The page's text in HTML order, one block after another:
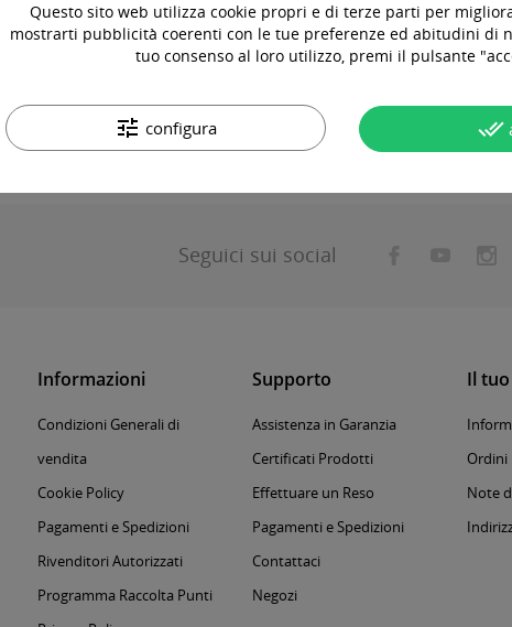
EMALLA ELIOT
MICRO RUBBER
Seguici sui social
Informazioni
Condizioni Generali di
vendita
Cookie Policy
Pagamenti e Spedizioni
Rivenditori Autorizzati
Programma Raccolta Punti
Supporto
Assistenza in Garanzia
Certificati Prodotti
Effettuare un Reso
Pagamenti e Spedizioni
Contattaci
Negozi
Il
Ordini
Note
Questo sito web utilizza cookie propri e di terze parti per
mostrarti pubblicità coerenti con le tue preferenze ed abitudini di
tuo consenso al loro utilizzo, premi il pulsante
tune configura done_all